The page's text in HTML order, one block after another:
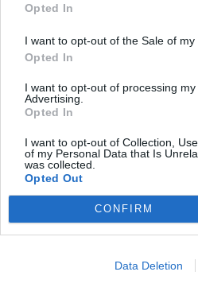
Opted In
I want to opt-out of the Sale of
Opted In
I want to opt-out of processing
Advertising.
Opted In
I want to opt-out of Collection,
of my Personal Data that Is
was collected.
Opted Out
CONFIRM
Data Deletion